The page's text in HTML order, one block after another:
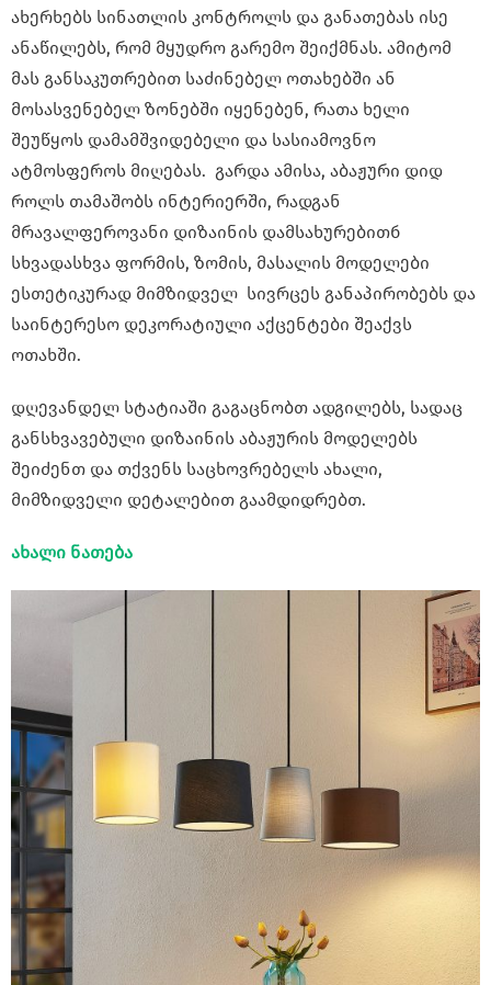
ახერხებს სინათლის კონტროლს და განათებას ისე
ანაწილებს, რომ მყუდრო გარემო შეიქმნას. ამიტომ
მას განსაკუთრებით საძინებელ ოთახებში ან
მოსასვენებელ ზონებში იყენებენ, რათა ხელი
შეუწყოს დამამშვიდებელი და სასიამოვნო
ატმოსფეროს მიღებას. გარდა ამისა, აბაჟური დიდ
როლს თამაშობს ინტერიერში, რადგან
მრავალფეროვანი დიზაინის დამსახურებითб
სხვადასხვა ფორმის, ზომის, მასალის მოდელები
ესთეტიკურად მიმზიდველ სივრცეს განაპირობებს და
საინტერესო დეკორატიული აქცენტები შეაქვს
ოთახში.
დღევანდელ სტატიაში გაგაცნობთ ადგილებს, სადაც
განსხვავებული დიზაინის აბაჟურის მოდელებს
შეიძენთ და თქვენს საცხოვრებელს ახალი,
მიმზიდველი დეტალებით გაამდიდრებთ.
ახალი ნათება